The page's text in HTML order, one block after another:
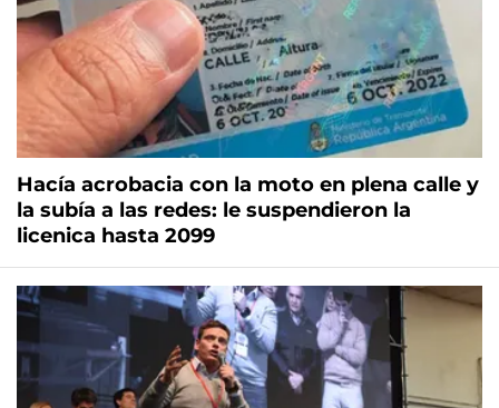
Hacía acrobacia con la moto en plena calle y
la subía a las redes: le suspendieron la
licenica hasta 2099